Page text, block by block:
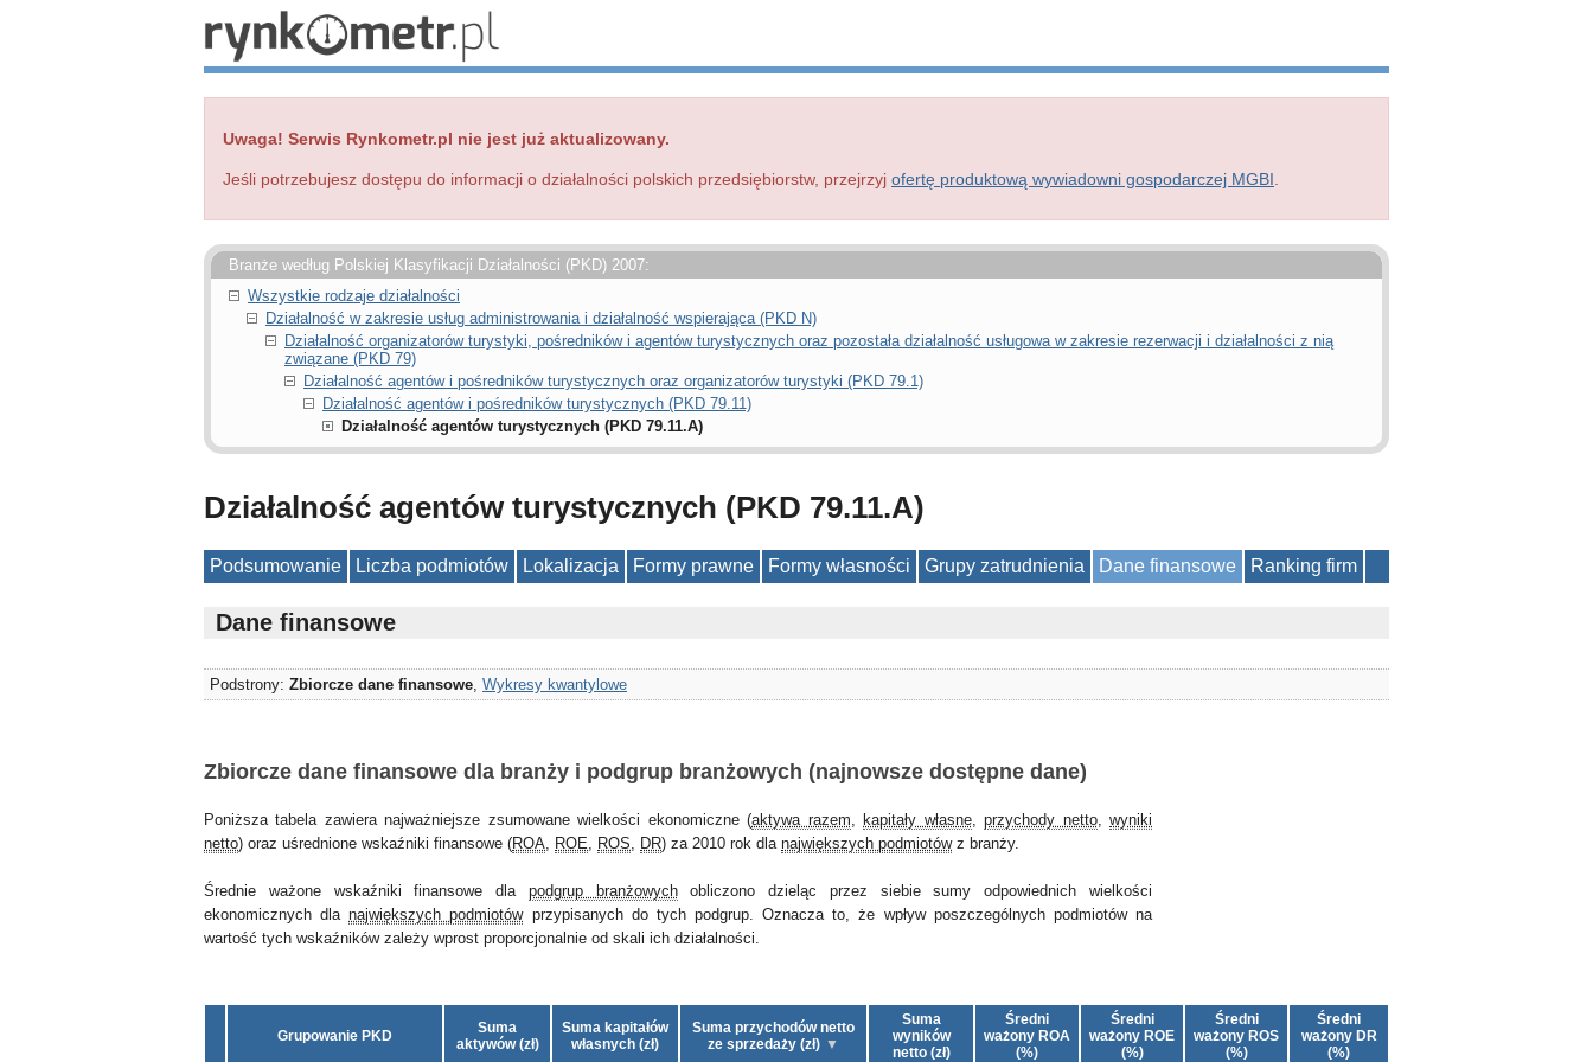
Uwaga! Serwis Rynkometr.pl nie jest już aktualizowany.
Jeśli potrzebujesz dostępu do informacji o działalności polskich przedsiębiorstw, przejrzyj ofertę produktową wywiadowni gospodarczej MGBI
Branże według Polskiej Klasyfikacji Działalności (PKD) 2007:
Wszystkie rodzaje działalności
Działalność w zakresie usług administrowania i działalność wspierająca (PKD N)
Działalność organizatorów turystyki, pośredników i agentów turystycznych oraz pozostała działalność usługowa w zakresie rezerwacji i działalności z nią
związane (PKD 79)
Działalność agentów i pośredników turystycznych oraz organizatorów turystyki (PKD 79.1)
Działalność agentów i pośredników turystycznych (PKD 79.11)
Działalność agentów turystycznych (PKD 79.11.A)
Działalność agentów turystycznych (PKD 79.11.A)
Podsumowanie Liczba podmiotów Lokalizacja Formy prawne Formy własności Grupy zatrudnienia Dane finansowe Ranking firm
Dane finansowe
Podstrony: Zbiorcze dane finansowe, Wykresy kwantylowe
Zbiorcze dane finansowe dla branży i podgrup branżowych (najnowsze dostępne dane)
Poniższa tabela zawiera najważniejsze zsumowane wielkości ekonomiczne (aktywa razem, kapitały własne,przychody netto,wyniki
netto) oraz uśrednione wskaźniki finansowe (ROA, ROE, ROS, DR) za 2010 rok dla największych podmiotówz branży.
Średnie ważone wskaźniki finansowe dla podgrup branżowychobliczono dzieląc przez siebie sumy odpowiednich wielkości
ekonomicznych dlanajwiększych podmiotówprzypisanych do tych podgrup. Oznacza to, że wpływ poszczególnych podmiotów na
wartość tych wskaźników zależy wprost proporcjonalnie od skali ich działalności.
Grupowanie PKD
Suma
aktywów (zł)
Suma kapitałów
własnych (zł)
Suma przychodów netto
ze sprzedaży (zł)
Suma
wyników
netto (zł)
Średni
ważony ROA
(%)
Średni
ważony ROE
(%)
Średni
ważony ROS
(%)
Średni
ważony DR
(%)